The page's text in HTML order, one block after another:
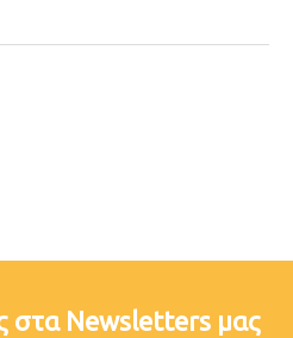
στα Newsletters μας